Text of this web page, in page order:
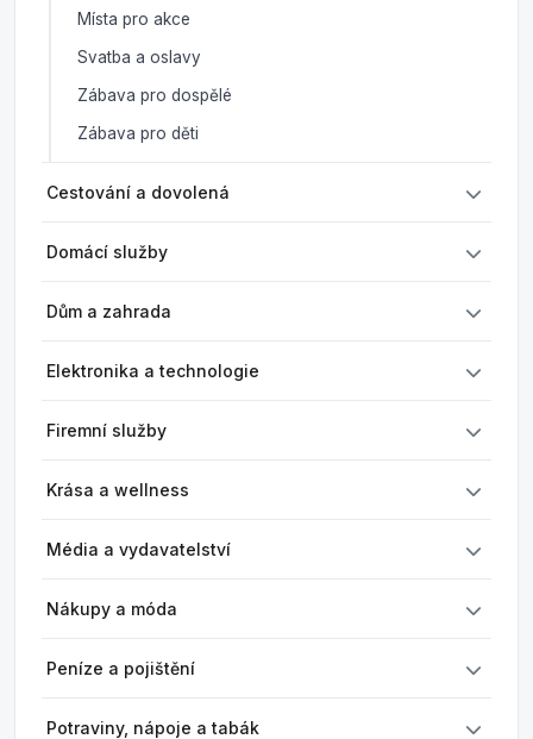
Místa pro akce
Svatba a oslavy
Zábava pro dospělé
Zábava pro děti
Cestování a dovolená
Domácí služby
Dům a zahrada
Elektronika a technologie
Firemní služby
Krása a wellness
Média a vydavatelství
Nákupy a móda
Peníze a pojištění
Potraviny, nápoje a tabák